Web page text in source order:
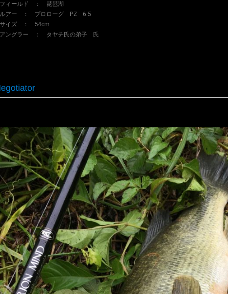
フィールド ： 琵琶湖
ルアー ： プロローグ PZ 6.5
サイズ ： 54cm
アングラー ： タヤチ氏の弟子 氏